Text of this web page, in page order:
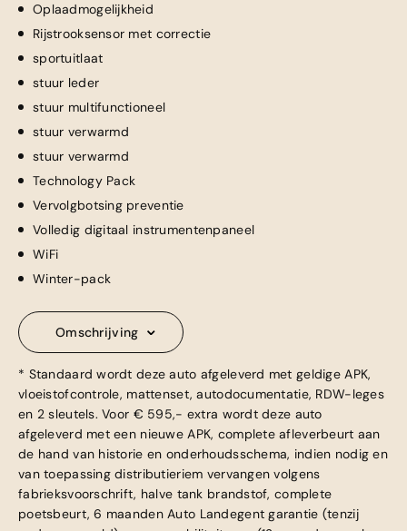
Oplaadmogelijkheid
Rijstrooksensor met correctie
sportuitlaat
stuur leder
stuur multifunctioneel
stuur verwarmd
stuur verwarmd
Technology Pack
Vervolgbotsing preventie
Volledig digitaal instrumentenpaneel
WiFi
Winter-pack
Omschrijving
* Standaard wordt deze auto afgeleverd met geldige APK,
vloeistofcontrole, mattenset, autodocumentatie, RDW-leges
en 2 sleutels. Voor € 595,- extra wordt deze auto
afgeleverd met een nieuwe APK, complete afleverbeurt aan
de hand van historie en onderhoudsschema, indien nodig en
van toepassing distributieriem vervangen volgens
fabrieksvoorschrift, halve tank brandstof, complete
poetsbeurt, 6 maanden Auto Landegent garantie (tenzij